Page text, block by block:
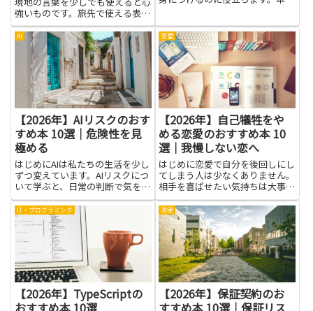
強いものです。旅先で使える表現
を身につけると、道をたずねると
きも、レストランで注文するとき
も、困ったときに助けを求めると
きも、相手と気持ちよく会話がで
きます。英語の本は、実際の場
をしっかり固めれば、会話や聞き
取りの理解度が上がり、現地での
コミュニケーションが楽になり
ま...
AI
【2026年】AIリスクのおす
すめ本 10選｜危険性を見
極める
はじめにAIは私たちの生活を少し
ずつ変えています。AIリスクにつ
いて学ぶと、日常の判断で気をつ
ける点が見えてきます。危険性を
見極める力は、ニュースやSNSの
情報をただ信じるのではなく、根
拠を比べて判断する力につながり
ます。この記事は、AIの...
恋愛
【2026年】自己犠牲をや
める恋愛のおすすめ本 10
選｜我慢しない恋へ
はじめに恋愛で自分を後回しにし
てしまう人は少なくありません。
相手を喜ばせたい気持ちは大事で
すが、自分の感情を押し殺すと長
い関係は続きにくくなります。自
己犠牲をやめる恋愛を身につける
と、まず自分の気持ちに正直にな
る力がつきます。自分の望みや
不...
IT・プログラミング
【2026年】TypeScriptの
おすすめ本 10選
法律
【2026年】保証契約のお
すすめ本 10選｜保証リス